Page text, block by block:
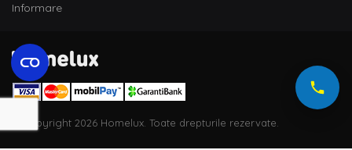
Informare
© Copyright 2026 Homelux. Toate drepturile rezervate.